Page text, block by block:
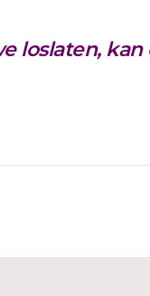
loslaten,